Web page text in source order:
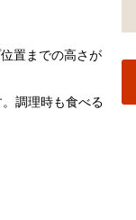
置までの高さが
調理時も食べる